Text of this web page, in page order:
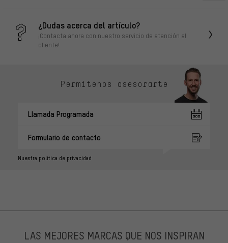
¿Dudas acerca del artículo?
¡Contacta ahora con nuestro servicio de atención al
cliente!
Permítenos asesorarte
Llamada Programada
Formulario de contacto
Nuestra política de privacidad
LAS MEJORES MARCAS QUE NOS INSPIRAN